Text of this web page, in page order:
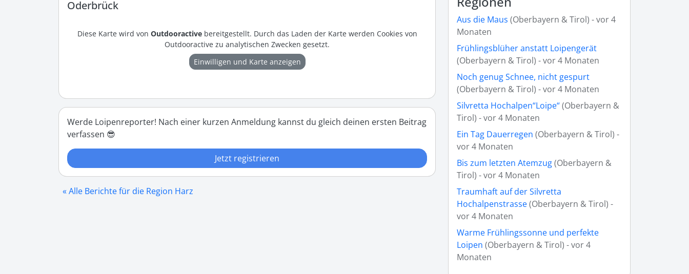
Oderbrück
Diese Karte wird von Outdooractivebereitgestellt. Durch das Laden der Karte werden Cookies von
Outdooractive zu analytischen Zwecken gesetzt.
Einwilligen und Karte anzeigen
Werde Loipenreporter! Nach einer kurzen Anmeldung kannst du gleich deinen ersten Beitrag
verfassen 😎
Jetzt registrieren
« Alle Berichte für die Region Harz
Aus die Maus (Oberbayern & Tirol) - vor 4
Monaten
Frühlingsblüher anstatt Loipengerät
(Oberbayern & Tirol) - vor 4 Monaten
Noch genug Schnee, nicht gespurt
(Oberbayern & Tirol) - vor 4 Monaten
Silvretta Hochalpen“Loipe“(Oberbayern &
Tirol) - vor 4 Monaten
Ein Tag Dauerregen (Oberbayern & Tirol) -
vor 4 Monaten
Bis zum letzten Atemzug(Oberbayern &
Tirol) - vor 4 Monaten
Traumhaft auf der Silvretta
Hochalpenstrasse(Oberbayern & Tirol) -
vor 4 Monaten
Warme Frühlingssonne und perfekte
Loipen (Oberbayern & Tirol) - vor 4
Monaten